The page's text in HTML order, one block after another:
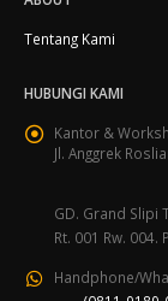
Tentang Kami
HUBUNGI KAMI
Kantor &
Jl. Anggrek
GD. Grand Slipi
Rt. 001 Rw. 004.
Handphone/